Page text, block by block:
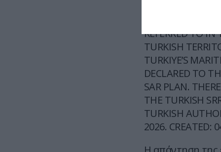
(SAR) AREA
REFERRED TO
TURKISH
TURKIYE’S
DECLARED TO
SAR PLAN.
THE TURKISH
TURKISH
2026. CREATED: